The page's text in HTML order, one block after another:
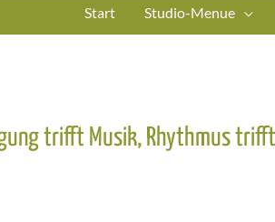
Start Studio-Menue
trifft Musik, Rhythmus